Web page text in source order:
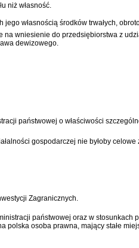
niż własność.
własnością środków trwałych,
wniesienie do przedsiębiorstwa z
dewizowego.
państwowej o właściwości
gospodarczej nie byłoby celowe
Zagranicznych.
państwowej oraz w stosunkach
polska osoba prawna, mający stałe